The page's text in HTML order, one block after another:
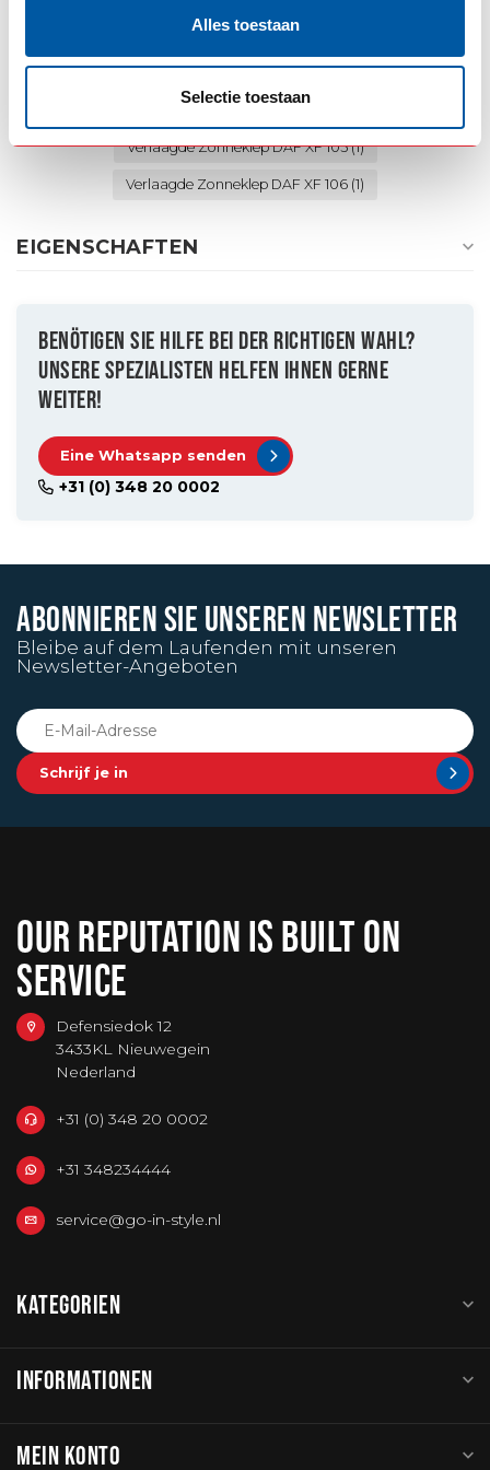
Alles toestaan
Selectie toestaan
DAF Zonneklep(11)
Intercooling(5) Mooie zonneklep(4)
Verlaagde Zonneklep DAF XF 105(1)
Verlaagde Zonneklep DAF XF 106 (1)
EIGENSCHAFTEN
BENÖTIGEN SIE HILFE BEI DER RICHTIGEN WAHL?
UNSERE SPEZIALISTEN HELFEN IHNEN GERNE
WEITER!
Eine Whatsapp senden
+31 (0) 348 20 0002
ABONNIEREN SIE UNSEREN NEWSLETTER
Bleibe auf dem Laufenden mit unseren
Newsletter-Angeboten
Schrijf je in
OUR REPUTATION IS BUILT ON
SERVICE
Defensiedok 12
3433KL Nieuwegein
Nederland
+31 (0) 348 20 0002
+31 348234444
service@go-in-style.nl
KATEGORIEN
INFORMATIONEN
MEIN KONTO